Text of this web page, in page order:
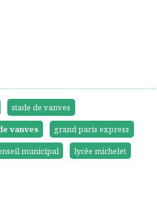
stade de vanves
vanves
grand paris express
municipal
lycée michelet